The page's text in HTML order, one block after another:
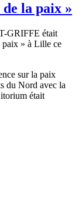
la paix »
GRIFFE était
paix » à Lille ce
sur la paix
du Nord avec la
était